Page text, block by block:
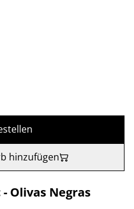
hinzufügen
- Olivas Negras